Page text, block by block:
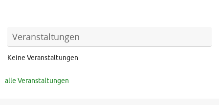
Veranstaltungen
Keine Veranstaltungen
alle Veranstaltungen